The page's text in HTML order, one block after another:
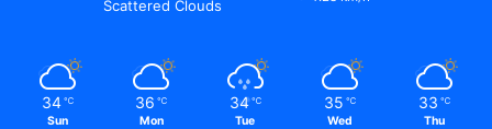
Scattered Clouds
34 ℃
Sun
36 ℃
Mon
34 ℃
Tue
35 ℃
Wed
33 ℃
Thu